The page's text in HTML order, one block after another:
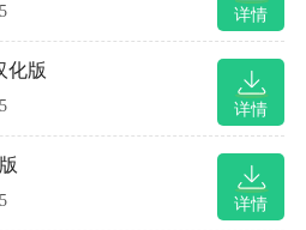
详情
详情
化版
详情